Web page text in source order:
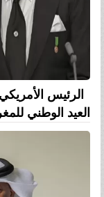
الرئيس
العيد الوطني